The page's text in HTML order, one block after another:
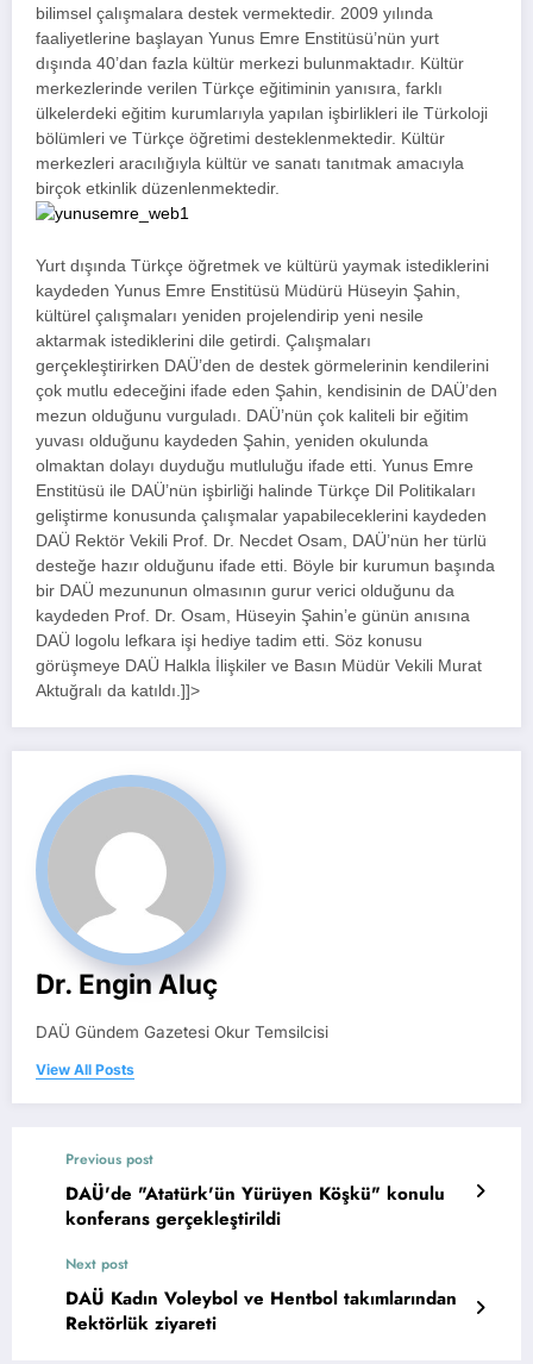
bilimsel çalışmalara destek vermektedir. 2009 yılında
faaliyetlerine başlayan Yunus Emre Enstitüsü’nün yurt
dışında 40’dan fazla kültür merkezi bulunmaktadır. Kültür
merkezlerinde verilen Türkçe eğitiminin yanısıra, farklı
ülkelerdeki eğitim kurumlarıyla yapılan işbirlikleri ile Türkoloji
bölümleri ve Türkçe öğretimi desteklenmektedir. Kültür
merkezleri aracılığıyla kültür ve sanatı tanıtmak amacıyla
birçok etkinlik düzenlenmektedir.
Yurt dışında Türkçe öğretmek ve kültürü yaymak istediklerini
kaydeden Yunus Emre Enstitüsü Müdürü Hüseyin Şahin,
kültürel çalışmaları yeniden projelendirip yeni nesile
aktarmak istediklerini dile getirdi. Çalışmaları
gerçekleştirirken DAÜ’den de destek görmelerinin kendilerini
çok mutlu edeceğini ifade eden Şahin, kendisinin de DAÜ’den
mezun olduğunu vurguladı. DAÜ’nün çok kaliteli bir eğitim
yuvası olduğunu kaydeden Şahin, yeniden okulunda
olmaktan dolayı duyduğu mutluluğu ifade etti. Yunus Emre
Enstitüsü ile DAÜ’nün işbirliği halinde Türkçe Dil Politikaları
geliştirme konusunda çalışmalar yapabileceklerini kaydeden
DAÜ Rektör Vekili Prof. Dr. Necdet Osam, DAÜ’nün her türlü
desteğe hazır olduğunu ifade etti. Böyle bir kurumun başında
bir DAÜ mezununun olmasının gurur verici olduğunu da
kaydeden Prof. Dr. Osam, Hüseyin Şahin’e günün anısına
DAÜ logolu lefkara işi hediye tadim etti. Söz konusu
görüşmeye DAÜ Halkla İlişkiler ve Basın Müdür Vekili Murat
Aktuğralı da katıldı.]]>
Dr. Engin Aluç
DAÜ Gündem Gazetesi Okur Temsilcisi
View All Posts
Previous post
DAÜ'de "Atatürk'ün Yürüyen Köşkü" konulu
konferans gerçekleştirildi
Next post
DAÜ Kadın Voleybol ve Hentbol takımlarından
Rektörlük ziyareti